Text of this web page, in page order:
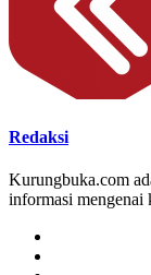
Redaksi
Kurungbuka.com
informasi mengenai